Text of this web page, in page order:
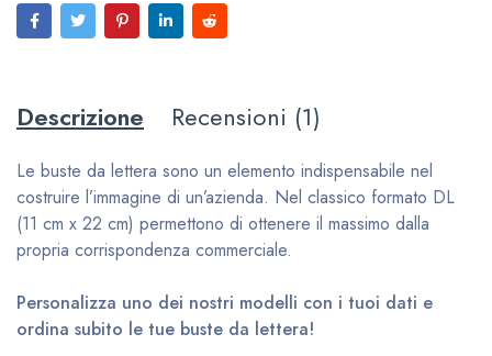
Descrizione Recensioni (1)
Le buste da lettera sono un elemento indispensabile nel
costruire l’immagine di un’azienda. Nel classico formato DL
(11 cm x 22 cm) permettono di ottenere il massimo dalla
propria corrispondenza commerciale.
Personalizza uno dei nostri modelli con i tuoi dati e
ordina subito le tue buste da lettera!